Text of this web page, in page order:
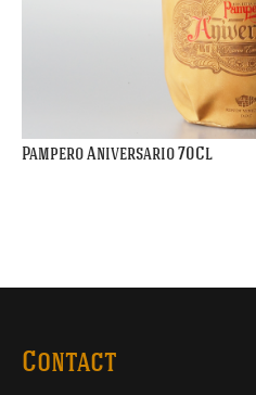
Pampero Aniversario 70Cl
Contact